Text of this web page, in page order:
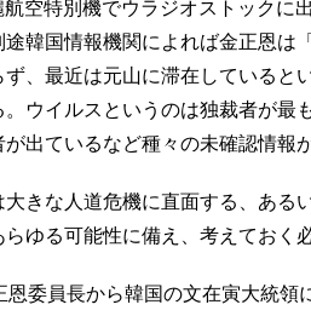
空特別機でウラジオストックに
韓国情報機関によれば金正恩は
、最近は元山に滞在していると
ウイルスというのは独裁者が最
出ているなど種々の未確認情報
きな人道危機に直面する、ある
ゆる可能性に備え、考えておく
委員長から韓国の文在寅大統領